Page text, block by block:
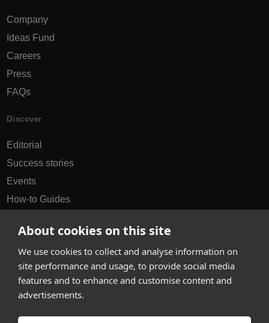
About cookies on this site
We use cookies to collect and analyse information on
site performance and usage, to provide social media
features and to enhance and customise content and
advertisements.
Company
Ideas Fund
Careers
Press
FAQs
Discover
Editorial
Success stories
Events
How-to Guides
hello@appearhere.co.uk
United Kingdom